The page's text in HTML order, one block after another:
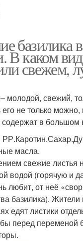
базилика в
В каком
свежем,
молодой, свежий,
не только
в большом
масла.
свежие листья
водой (горячую и
любит, от неё
базилика).
едят листики
перед переменой